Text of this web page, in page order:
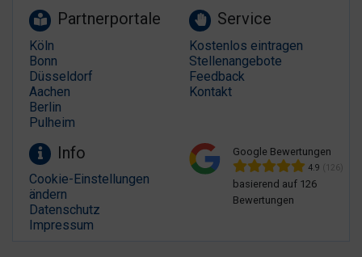
Partnerportale
Köln
Bonn
Düsseldorf
Aachen
Berlin
Pulheim
Service
Kostenlos eintragen
Stellenangebote
Feedback
Kontakt
Info
Cookie-Einstellungen
ändern
Datenschutz
Impressum
Google Bewertungen
4.9 (126)
basierend auf 126
Bewertungen